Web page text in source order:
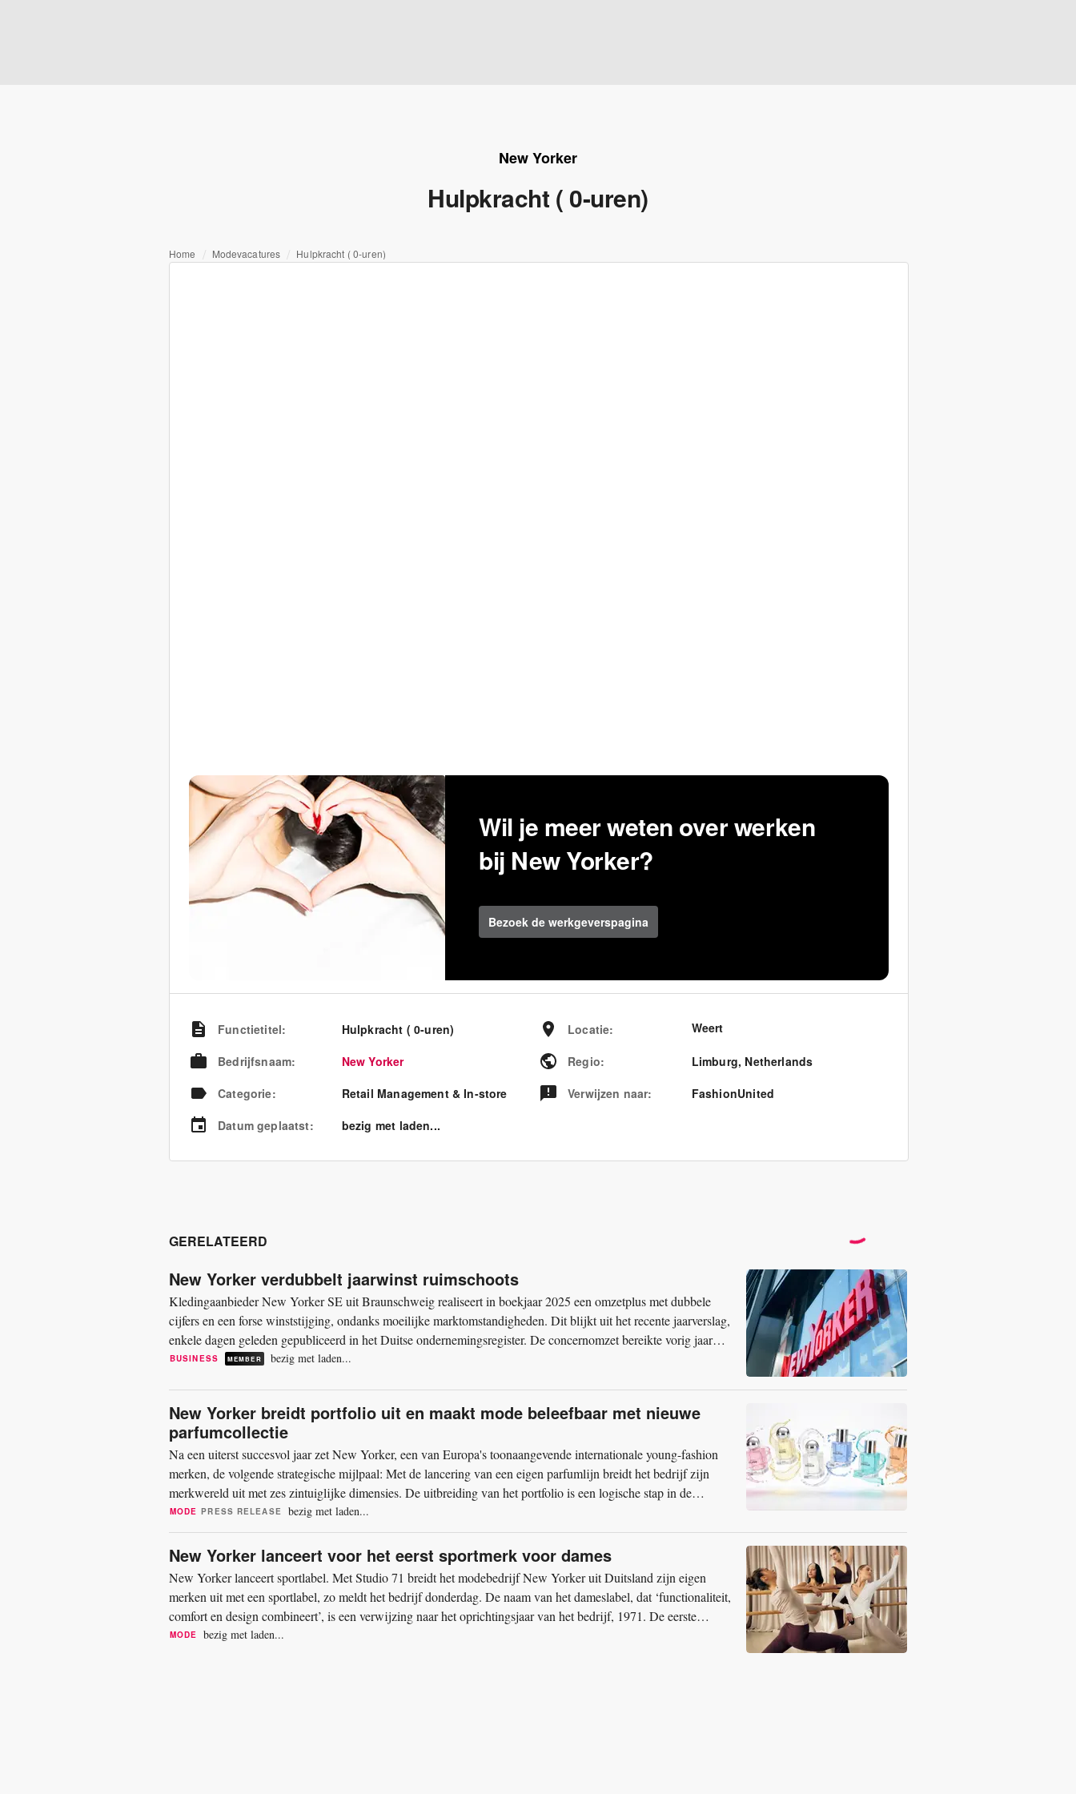
New Yorker
Hulpkracht ( 0-uren)
Home Modevacatures Hulpkracht ( 0-uren)
Wil je meer weten over werken
bij New Yorker?
Bezoek de werkgeverspagina
Functietitel:
Hulpkracht ( 0-uren)
Bedrijfsnaam:
New Yorker
Categorie:
Retail Management & In-store
Datum geplaatst: bezig met laden...
Locatie: Weert
Regio: Limburg, Netherlands
Verwijzen naar: FashionUnited
GERELATEERD
New Yorker verdubbelt jaarwinst ruimschoots
Kledingaanbieder New Yorker SE uit Braunschweig realiseert in boekjaar 2025 een omzetplus met dubbele
cijfers en een forse winststijging, ondanks moeilijke marktomstandigheden. Dit blijkt uit het recente jaarverslag,
enkele dagen geleden gepubliceerd in het Duitse ondernemingsregister. De concernomzet bereikte vorig jaar
bijna 3,6 miljard euro,...
BUSINESS MEMBER bezig met laden...
New Yorker breidt portfolio uit en maakt mode beleefbaar met nieuwe
parfumcollectie
Na een uiterst succesvol jaar zet New Yorker, een van Europa's toonaangevende internationale young-fashion
merken, de volgende strategische mijlpaal: Met de lancering van een eigen parfumlijn breidt het bedrijf zijn
merkwereld uit met zes zintuiglijke dimensies. De uitbreiding van het portfolio is een logische stap in de
positionering als een...
MODE PRESS RELEASE bezig met laden...
New Yorker lanceert voor het eerst sportmerk voor dames
New Yorker lanceert sportlabel. Met Studio 71 breidt het modebedrijf New Yorker uit Duitsland zijn eigen
merken uit met een sportlabel, zo meldt het bedrijf donderdag. De naam van het dameslabel, dat ‘functionaliteit,
comfort en design combineert’, is een verwijzing naar het oprichtingsjaar van het bedrijf, 1971. De eerste
sportcollectie van...
MODE bezig met laden...